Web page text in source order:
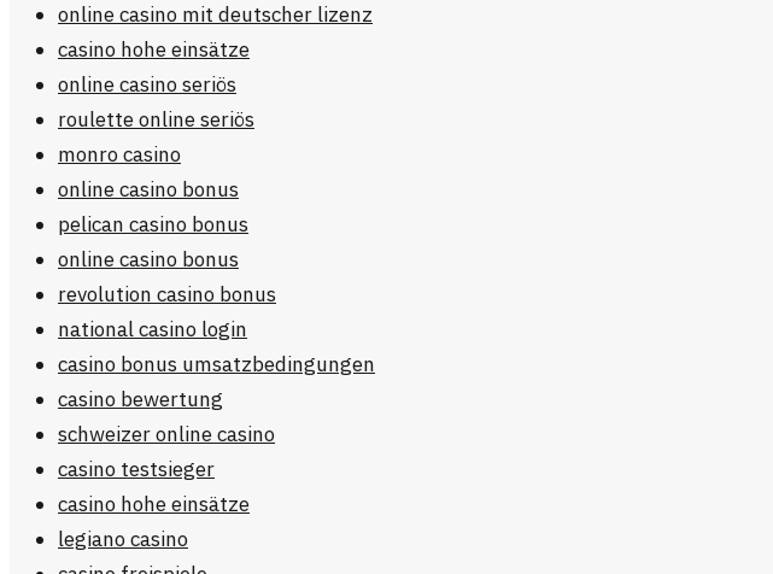
online casino mit deutscher lizenz
casino hohe einsätze
online casino seriös
roulette online seriös
monro casino
online casino bonus
pelican casino bonus
online casino bonus
revolution casino bonus
national casino login
casino bonus umsatzbedingungen
casino bewertung
schweizer online casino
casino testsieger
casino hohe einsätze
legiano casino